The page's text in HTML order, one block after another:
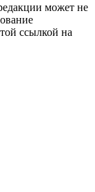
может не
ссылкой на